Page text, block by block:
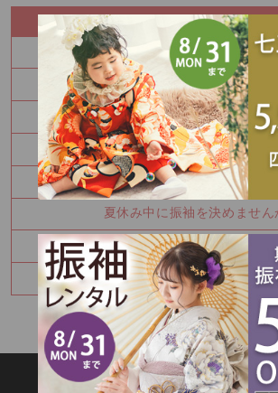
RECENT ENTRY
七五三
100日祝い撮影もできます
振袖を決めるなら今！
秋の参拝をお考えなら前撮
かわいい金太郎さん
夏休み中に振袖を決めません
お宮参り・百日祝いはご家族撮影も
七五三8月キャンペーン✨